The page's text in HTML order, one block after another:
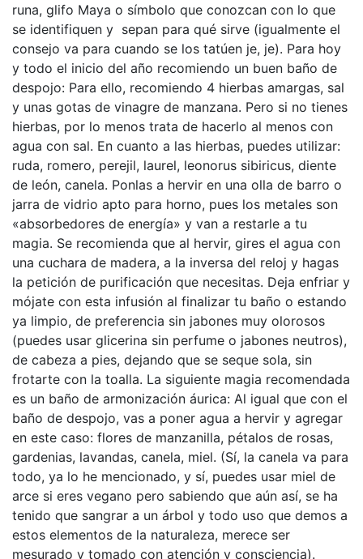
runa, glifo Maya o símbolo que conozcan con lo que
se identifiquen y sepan para qué sirve (igualmente el
consejo va para cuando se los tatúen je, je). Para hoy
y todo el inicio del año recomiendo un buen baño de
despojo: Para ello, recomiendo 4 hierbas amargas, sal
y unas gotas de vinagre de manzana. Pero si no tienes
hierbas, por lo menos trata de hacerlo al menos con
agua con sal. En cuanto a las hierbas, puedes utilizar:
ruda, romero, perejil, laurel, leonorus sibiricus, diente
de león, canela. Ponlas a hervir en una olla de barro o
jarra de vidrio apto para horno, pues los metales son
«absorbedores de energía» y van a restarle a tu
magia. Se recomienda que al hervir, gires el agua con
una cuchara de madera, a la inversa del reloj y hagas
la petición de purificación que necesitas. Deja enfriar y
mójate con esta infusión al finalizar tu baño o estando
ya limpio, de preferencia sin jabones muy olorosos
(puedes usar glicerina sin perfume o jabones neutros),
de cabeza a pies, dejando que se seque sola, sin
frotarte con la toalla. La siguiente magia recomendada
es un baño de armonización áurica: Al igual que con el
baño de despojo, vas a poner agua a hervir y agregar
en este caso: flores de manzanilla, pétalos de rosas,
gardenias, lavandas, canela, miel. (Sí, la canela va para
todo, ya lo he mencionado, y sí, puedes usar miel de
arce si eres vegano pero sabiendo que aún así, se ha
tenido que sangrar a un árbol y todo uso que demos a
estos elementos de la naturaleza, merece ser
mesurado y tomado con atención y consciencia).